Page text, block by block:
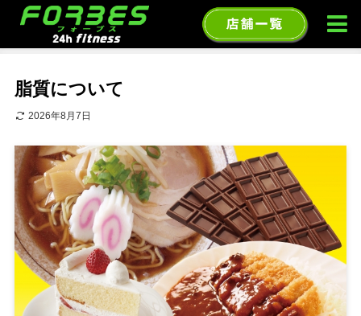
ホーム 〇〇氏のチョイ得情報局！
脂質について
2026年8月7日